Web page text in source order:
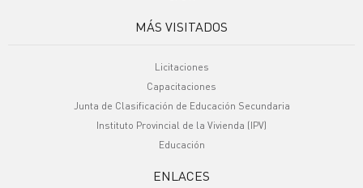
MÁS VISITADOS
Licitaciones
Capacitaciones
Junta de Clasificación de Educación Secundaria
Instituto Provincial de la Vivienda (IPV)
Educación
ENLACES